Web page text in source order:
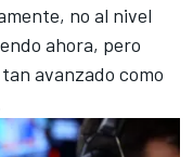
no al nivel
ahora, pero
avanzado como